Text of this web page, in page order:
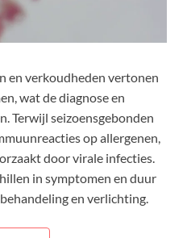
en verkoudheden vertonen
wat de diagnose en
Terwijl seizoensgebonden
op allergenen,
door virale infecties.
in symptomen en duur
en verlichting.